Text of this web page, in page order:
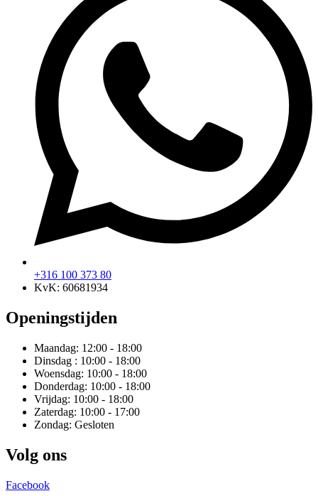
+316 100 373 80
KvK: 60681934
Openingstijden
Maandag: 12:00 - 18:00
Dinsdag : 10:00 - 18:00
Woensdag: 10:00 - 18:00
Donderdag: 10:00 - 18:00
Vrijdag: 10:00 - 18:00
Zaterdag: 10:00 - 17:00
Zondag: Gesloten
Volg ons
Facebook